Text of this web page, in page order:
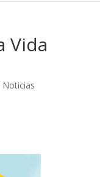
Vida
Noticias